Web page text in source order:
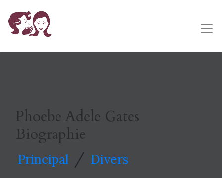
Phoebe Adele Gates
Biographie
Principal / Divers